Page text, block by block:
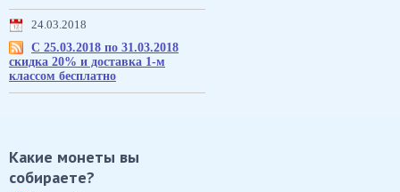
24.03.2018
С 25.03.2018 по 31.03.2018
скидка 20% и доставка 1-м
классом бесплатно
Какие монеты вы
собираете?